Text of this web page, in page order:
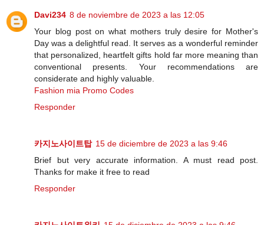
Davi234 8 de noviembre de 2023 a las 12:05
Your blog post on what mothers truly desire for Mother's
Day was a delightful read. It serves as a wonderful reminder
that personalized, heartfelt gifts hold far more meaning than
conventional presents. Your recommendations are
considerate and highly valuable.
Fashion mia Promo Codes
Responder
카지노사이트탑 15 de diciembre de 2023 a las 9:46
Brief but very accurate information. A must read post.
Thanks for make it free to read
Responder